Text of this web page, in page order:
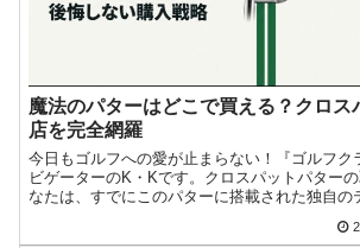
魔法のパターはどこで買える？クロス
店を完全網羅
今日もゴルフへの愛が止まらない！『ゴルフク
ビゲーターのK・Kです。クロスパットパター
なたは、すでにこのパターに搭載された独自の
日もゴルフへの愛が止まらない！『ゴルフク